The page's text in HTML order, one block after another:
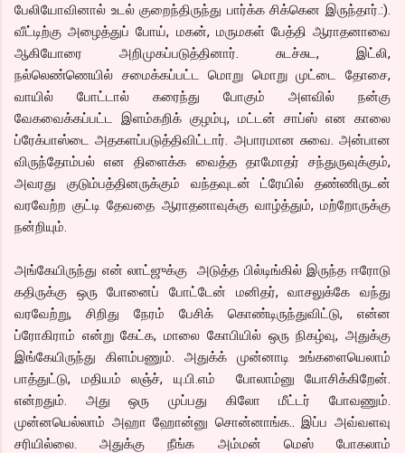
பேலியோவினால் உடல் குறைந்திருந்து பார்க்க சிக்கென இருந்தார்.:).
வீட்டிற்கு அழைத்துப் போய், மகன், மருமகள் பேத்தி ஆராதனாவை
ஆகியோரை அறிமுகப்படுத்தினார். சுடச்சுட, இட்லி,
நல்லெண்ணெயில் சமைக்கப்பட்ட மொறு மொறு முட்டை தோசை,
வாயில் போட்டால் கரைந்து போகும் அளவில் நன்கு
வேகவைக்கப்பட்ட இளம்கறிக் குழம்பு, மட்டன் சாப்ஸ் என காலை
ப்ரேக்பாஸ்டை அதகளப்படுத்திவிட்டார். அபாரமான சுவை. அன்பான
விருந்தோம்பல் என திளைக்க வைத்த தாமோதர் சந்துருவுக்கும்,
அவரது குடும்பத்தினருக்கும் வந்தவுடன் ட்ரேயில் தண்ணிருடன்
வரவேற்ற குட்டி தேவதை ஆராதனாவுக்கு வாழ்த்தும், மற்றோருக்கு
நன்றியும்.
அங்கேயிருந்து என் லாட்ஜுக்கு அடுத்த பில்டிங்கில் இருந்த ஈரோடு
கதிருக்கு ஒரு போனைப் போட்டேன் மனிதர், வாசலுக்கே வந்து
வரவேற்று, சிறிது நேரம் பேசிக் கொண்டிருந்துவிட்டு, என்ன
ப்ரோகிராம் என்று கேட்க, மாலை கோபியில் ஒரு நிகழ்வு, அதுக்கு
இங்கேயிருந்து கிளம்பணும். அதுக்க் முன்னாடி உங்களையெலாம்
பாத்துட்டு, மதியம் லஞ்ச், யு.பி.எம் போலாம்னு யோசிக்கிறேன்.
என்றதும். அது ஒரு முப்பது கிலோ மீட்டர் போவணும்.
முன்னயெல்லாம் அஹா ஹோன்னு சொன்னாங்க.. இப்ப அவ்வளவு
சரியில்லை. அதுக்கு நீங்க அம்மன் மெஸ் போகலாம்